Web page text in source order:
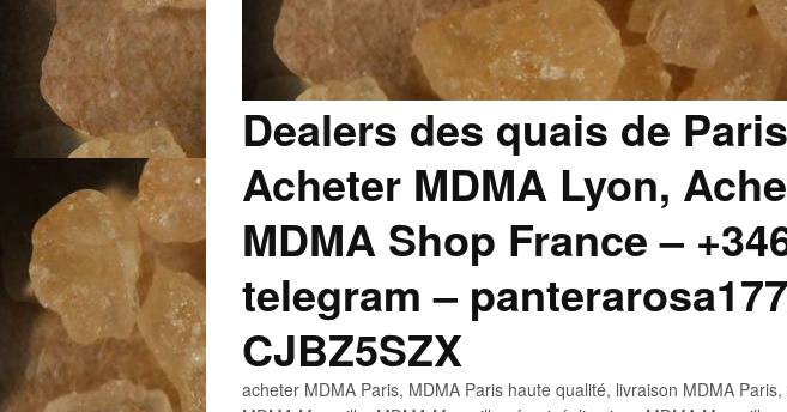
Dealers des quais de
Acheter MDMA Lyon,
MDMA Shop France –
telegram –
CJBZ5SZX
acheter MDMA Paris, MDMA Paris haute qualité, livraison MDMA